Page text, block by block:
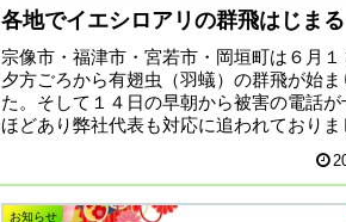
各地でイエシロアリの群飛はじまる
宗像市・福津市・宮若市・岡垣町は６月１
夕方ごろから有翅虫（羽蟻）の群飛が始ま
た。そして１４日の早朝から被害の電話が
ほどあり弊社代表も対応に追われておりま
が、バタバタと現地調査で走り回り何とか
お知らせ